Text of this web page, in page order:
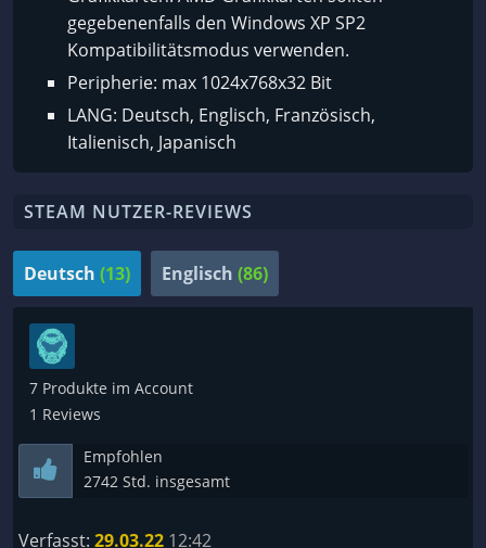
gegebenenfalls den Windows XP SP2
Kompatibilitätsmodus verwenden.
Peripherie: max 1024x768x32 Bit
LANG: Deutsch, Englisch, Französisch,
Italienisch, Japanisch
STEAM NUTZER-REVIEWS
Deutsch (13) Englisch (86)
7 Produkte im Account
1 Reviews
Empfohlen
2742 Std. insgesamt
Verfasst: 29.03.22 12:42